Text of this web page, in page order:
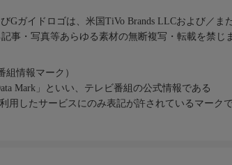
Gガイドロゴは、米国TiVo Brands LLCおよび／
事・写真等あらゆる素材の無断複写・転載を禁じ
組情報マーク）
Mark」といい、テレビ番組の公式情報である
用したサービスにのみ表記が許されているマークで